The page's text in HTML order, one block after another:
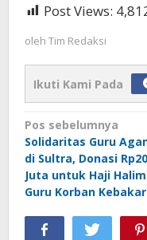
Post Views:
oleh Tim Redaksi
Ikuti Kami Pada
Navigasi
pos
Pos sebelumnya
Solidaritas Guru
di Sultra, Donasi
Juta untuk Haji Halim
Guru Korban